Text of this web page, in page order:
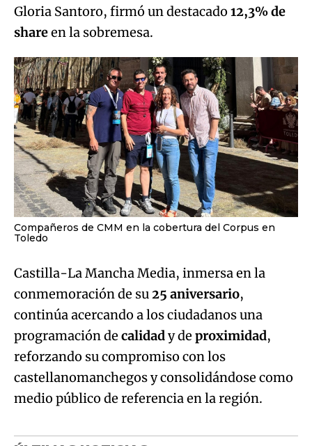
Gloria Santoro, firmó un destacado 12,3% de
shareen la sobremesa.
Compañeros de CMM en la cobertura del Corpus en
Toledo
Castilla-La Mancha Media, inmersa en la
conmemoración de su25 aniversario,
continúa acercando a los ciudadanos una
programación de calidady de proximidad,
reforzando su compromiso con los
castellanomanchegos y consolidándose como
medio público de referencia en la región.